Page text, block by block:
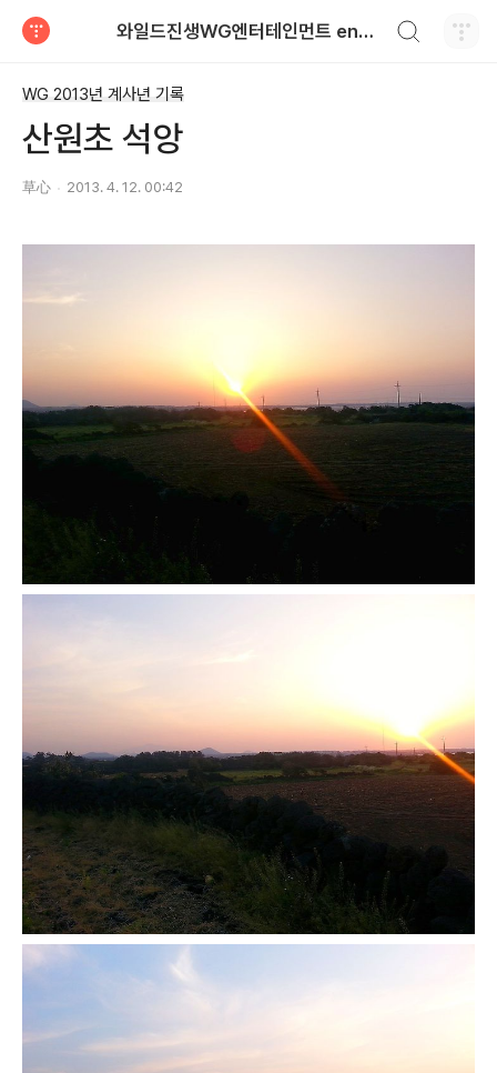
와일드진생WG엔터테인먼트 entertainment
WG 2013년 계사년 기록
산원초 석앙
草心 2013. 4. 12. 00:42